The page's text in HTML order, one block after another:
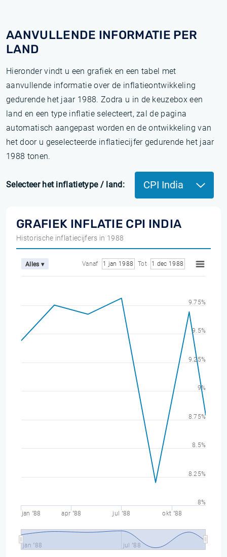
AANVULLENDE INFORMATIE PER
LAND
Hieronder vindt u een grafiek en een tabel met
aanvullende informatie over de inflatieontwikkeling
gedurende het jaar 1988. Zodra u in de keuzebox een
land en een type inflatie selecteert, zal de pagina
automatisch aangepast worden en de ontwikkeling van
het door u geselecteerde inflatiecijfer gedurende het jaar
1988 tonen.
Selecteer het inflatietype / land: CPI India
GRAFIEK INFLATIE CPI INDIA
Historische inflatiecijfers in 1988
Alles ▾ Vanaf 1 jan 1988 Tot 1 dec 1988
jan "88 apr "88 jul "88 okt "88
jan "88 jul "88
8%
8.25%
8.5%
8.75%
9%
9.25%
9.5%
9.75%